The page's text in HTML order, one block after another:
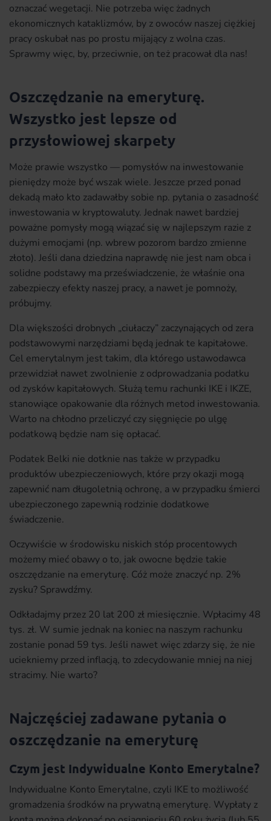
oznaczać wegetacji. Nie potrzeba więc żadnych
ekonomicznych kataklizmów, by z owoców naszej ciężkiej
pracy oskubał nas po prostu mijający z wolna czas.
Sprawmy więc, by, przeciwnie, on też pracował dla nas!
Oszczędzanie na emeryturę.
Wszystko jest lepsze od
przysłowiowej skarpety
Może prawie wszystko — pomysłów na inwestowanie
pieniędzy może być wszak wiele. Jeszcze przed ponad
dekadą mało kto zadawałby sobie np. pytania o zasadność
inwestowania w kryptowaluty. Jednak nawet bardziej
poważne pomysły mogą wiązać się w najlepszym razie z
dużymi emocjami (np. wbrew pozorom bardzo zmienne
złoto). Jeśli dana dziedzina naprawdę nie jest nam obca i
solidne podstawy ma przeświadczenie, że właśnie ona
zabezpieczy efekty naszej pracy, a nawet je pomnoży,
próbujmy.
Dla większości drobnych „ciułaczy” zaczynających od zera
podstawowymi narzędziami będą jednak te kapitałowe.
Cel emerytalnym jest takim, dla którego ustawodawca
przewidział nawet zwolnienie z odprowadzania podatku
od zysków kapitałowych. Służą temu rachunki IKE i IKZE,
stanowiące opakowanie dla różnych metod inwestowania.
Warto na chłodno przeliczyć czy sięgnięcie po ulgę
podatkową będzie nam się opłacać.
Podatek Belki nie dotknie nas także w przypadku
produktów ubezpieczeniowych, które przy okazji mogą
zapewnić nam długoletnią ochronę, a w przypadku śmierci
ubezpieczonego zapewnią rodzinie dodatkowe
świadczenie.
Oczywiście w środowisku niskich stóp procentowych
możemy mieć obawy o to, jak owocne będzie takie
oszczędzanie na emeryturę. Cóż może znaczyć np. 2%
zysku? Sprawdźmy.
Odkładajmy przez 20 lat 200 zł miesięcznie. Wpłacimy 48
tys. zł. W sumie jednak na koniec na naszym rachunku
zostanie ponad 59 tys. Jeśli nawet więc zdarzy się, że nie
uciekniemy przed inflacją, to zdecydowanie mniej na niej
stracimy. Nie warto?
Najczęściej zadawane pytania o
oszczędzanie na emeryturę
Czym jest Indywidualne Konto Emerytalne?
Indywidualne Konto Emerytalne, czyli IKE to możliwość
gromadzenia środków na prywatną emeryturę. Wypłaty z